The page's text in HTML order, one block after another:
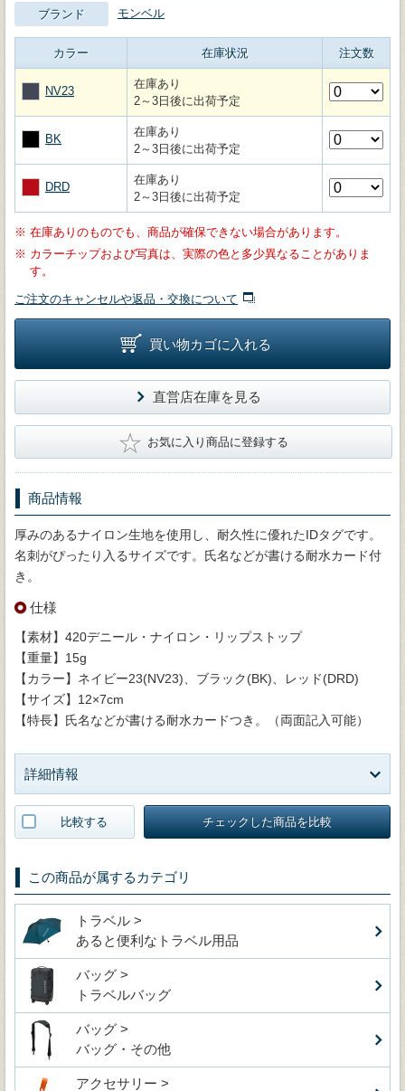
ブランド モンベル
カラー 在庫状況 注文数
NV23
在庫あり
2～3日後に出荷予定
BK
在庫あり
2～3日後に出荷予定
DRD
在庫あり
2～3日後に出荷予定
※ 在庫ありのものでも、商品が確保できない場合があります。
※ カラーチップおよび写真は、実際の色と多少異なることがありま
す。
ご注文のキャンセルや返品・交換について
買い物カゴに入れる
直営店在庫を見る
★ お気に入り商品に登録する
商品情報
厚みのあるナイロン生地を使用し、耐久性に優れたIDタグです。
名刺がぴったり入るサイズです。氏名などが書ける耐水カード付
き。
仕様
【素材】420デニール・ナイロン・リップストップ
【重量】15g
【カラー】ネイビー23(NV23)、ブラック(BK)、レッド(DRD)
【サイズ】12×7cm
【特長】氏名などが書ける耐水カードつき。（両面記入可能）
詳細情報
比較する チェックした商品を比較
この商品が属するカテゴリ
トラベル >
あると便利なトラベル用品
バッグ >
トラベルバッグ
バッグ >
バッグ・その他
アクセサリー >